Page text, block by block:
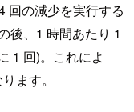
回の減少を実行する
後、1 時間あたり 1
1 回)。これによ
ます。